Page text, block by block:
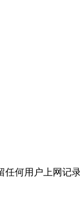
何用户上网记